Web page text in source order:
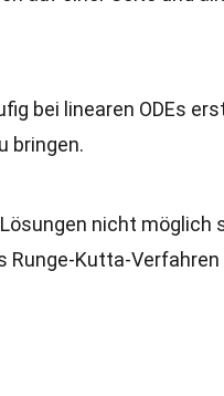
bei linearen ODEs
bringen.
nicht möglich
Runge-Kutta-